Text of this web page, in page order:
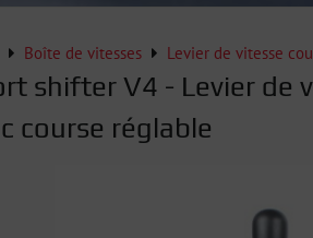
Boîte de vitesses Levier de vitesse
shifter V4 - Levier de
course réglable